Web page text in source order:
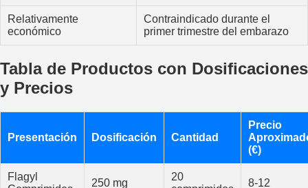
Relativamente
económico
Contraindicado durante el
primer trimestre del embarazo
Tabla de Productos con Dosificaciones
y Precios
Presentación Dosificación Cantidad
Precio
(€)
Flagyl
250 mg
20
8-12